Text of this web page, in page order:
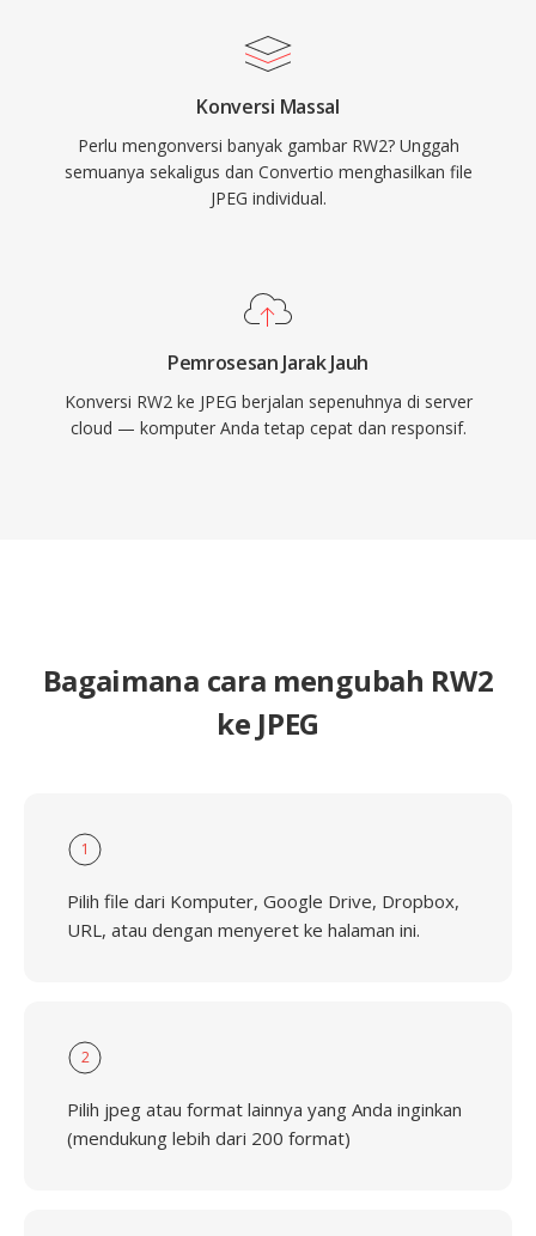
Konversi Massal
Perlu mengonversi banyak gambar RW2? Unggah
semuanya sekaligus dan Convertio menghasilkan file
JPEG individual.
Pemrosesan Jarak Jauh
Konversi RW2 ke JPEG berjalan sepenuhnya di server
cloud — komputer Anda tetap cepat dan responsif.
Bagaimana cara mengubah RW2
ke JPEG
1
Pilih file dari Komputer, Google Drive, Dropbox,
URL, atau dengan menyeret ke halaman ini.
2
Pilih jpeg atau format lainnya yang Anda inginkan
(mendukung lebih dari 200 format)